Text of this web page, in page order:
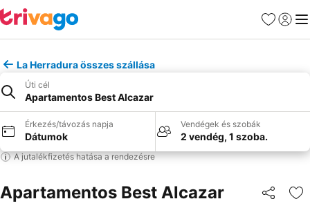
Kedvencek
La Herradura összes szállása
Úti cél
Apartamentos Best Alcazar
Érkezés/távozás napja
Dátumok
Vendégek és szobák
2 vendég, 1 szoba.
A jutalékfizetés hatása a rendezésre
Apartamentos Best Alcazar